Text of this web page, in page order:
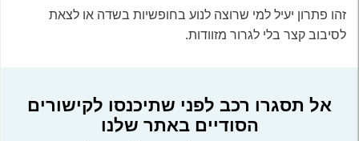
זהו פתרון יעיל למי שרוצה לנוע בחופשיות בשדה או לצאת
לסיבוב קצר בלי לגרור מזוודות.
אל תסגרו רכב לפני שתיכנסו לקישורים
הסודיים באתר שלנו